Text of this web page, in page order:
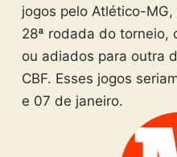
jogos pelo Atlético-
28ª rodada do torneio,
ou adiados para outra
CBF. Esses jogos
e 07 de janeiro.